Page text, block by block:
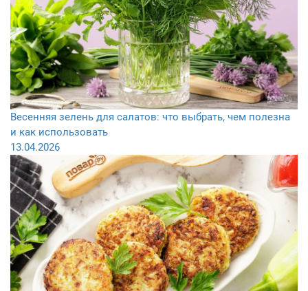
Весенняя зелень для салатов: что выбрать, чем полезна
и как использовать
13.04.2026